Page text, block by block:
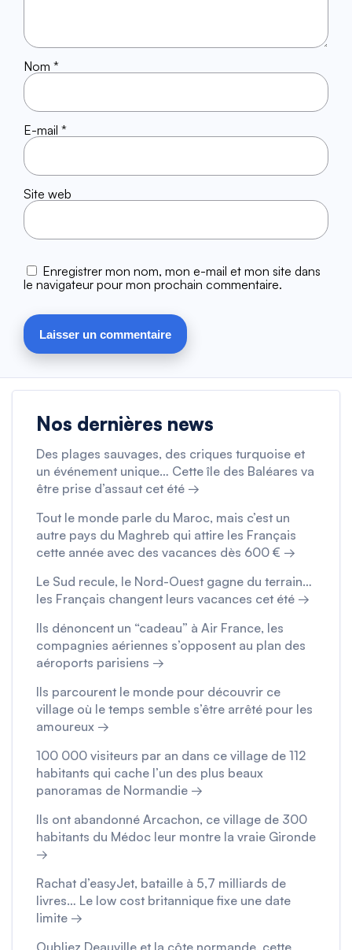
Nom *
E-mail *
Site web
Enregistrer mon nom, mon e-mail et mon site dans
le navigateur pour mon prochain commentaire.
Nos dernières news
Des plages sauvages, des criques turquoise et
un événement unique… Cette île des Baléares va
être prise d’assaut cet été →
Tout le monde parle du Maroc, mais c’est un
autre pays du Maghreb qui attire les Français
cette année avec des vacances dès 600 € →
Le Sud recule, le Nord-Ouest gagne du terrain…
les Français changent leurs vacances cet été →
Ils dénoncent un “cadeau” à Air France, les
compagnies aériennes s’opposent au plan des
aéroports parisiens →
Ils parcourent le monde pour découvrir ce
village où le temps semble s’être arrêté pour les
amoureux →
100 000 visiteurs par an dans ce village de 112
habitants qui cache l’un des plus beaux
panoramas de Normandie →
Ils ont abandonné Arcachon, ce village de 300
habitants du Médoc leur montre la vraie Gironde
→
Rachat d’easyJet, bataille à 5,7 milliards de
livres… Le low cost britannique fixe une date
limite →